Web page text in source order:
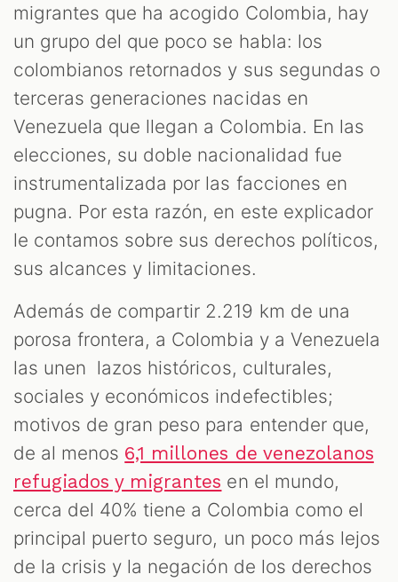
migrantes que ha acogido Colombia, hay
un grupo del que poco se habla: los
colombianos retornados y sus segundas o
terceras generaciones nacidas en
Venezuela que llegan a Colombia. En las
elecciones, su doble nacionalidad fue
instrumentalizada por las facciones en
pugna. Por esta razón, en este explicador
le contamos sobre sus derechos políticos,
sus alcances y limitaciones.
Además de compartir 2.219 km de una
porosa frontera, a Colombia y a Venezuela
las unen lazos históricos, culturales,
sociales y económicos indefectibles;
motivos de gran peso para entender que,
de al menos 6,1 millones de venezolanos
refugiados y migrantes en el mundo,
cerca del 40% tiene a Colombia como el
principal puerto seguro, un poco más lejos
de la crisis y la negación de los derechos